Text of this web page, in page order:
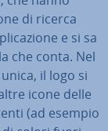
di ricerca
e si sa
che conta. Nel
il logo si
icone delle
(ad esempio